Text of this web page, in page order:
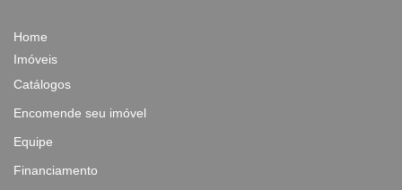
Home
Imóveis
Catálogos
Encomende seu imóvel
Equipe
Financiamento